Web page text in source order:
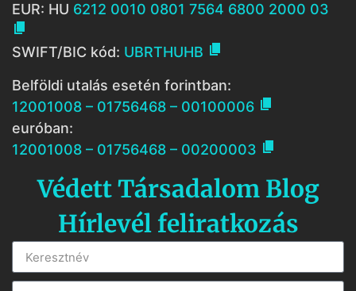
EUR: HU 6212 0010 0801 7564 6800 2000 03

SWIFT/BIC kód: UBRTHUHB 
Belföldi utalás esetén forintban:
12001008 – 01756468 – 00100006 
euróban:
12001008 – 01756468 – 00200003 
Védett Társadalom Blog
Hírlevél feliratkozás